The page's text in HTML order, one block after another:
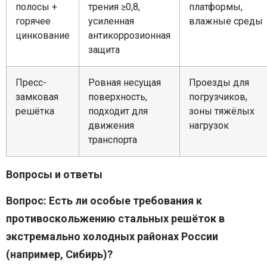
полосы +
горячее
цинкование
трения ≥0,8,
усиленная
антикоррозионная
защита
платформы,
влажные среды
Пресс-
замковая
решётка
Ровная несущая
поверхность,
подходит для
движения
транспорта
Проезды для
погрузчиков,
зоны тяжёлых
нагрузок
Вопросы и ответы
Вопрос: Есть ли особые требования к
противоскольжению стальных решёток в
экстремально холодных районах России
(например, Сибирь)?